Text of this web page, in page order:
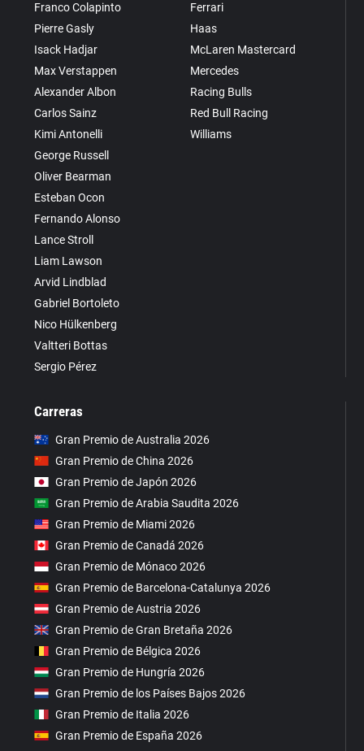
Franco Colapinto
Pierre Gasly
Isack Hadjar
Max Verstappen
Alexander Albon
Carlos Sainz
Kimi Antonelli
George Russell
Oliver Bearman
Esteban Ocon
Fernando Alonso
Lance Stroll
Liam Lawson
Arvid Lindblad
Gabriel Bortoleto
Nico Hülkenberg
Valtteri Bottas
Sergio Pérez
Ferrari
Haas
McLaren Mastercard
Mercedes
Racing Bulls
Red Bull Racing
Williams
Carreras
Gran Premio de Australia 2026
Gran Premio de China 2026
Gran Premio de Japón 2026
Gran Premio de Arabia Saudita 2026
Gran Premio de Miami 2026
Gran Premio de Canadá 2026
Gran Premio de Mónaco 2026
Gran Premio de Barcelona-Catalunya 2026
Gran Premio de Austria 2026
Gran Premio de Gran Bretaña 2026
Gran Premio de Bélgica 2026
Gran Premio de Hungría 2026
Gran Premio de los Países Bajos 2026
Gran Premio de Italia 2026
Gran Premio de España 2026